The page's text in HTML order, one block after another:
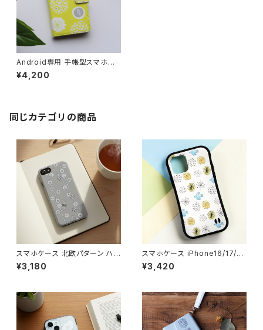
Android専用 手帳型スマホケ
ース 北欧【お花畑でロンド・イエ
ロー】Xperia GALAXY AQUO
しゃれ 黄色 全機種対応
¥4,200
同じカテゴリの商品
スマホケース 北欧パターン ハ
ードケース iPhone17/galaxy/
Googlepixel/Xperia ニュア
レイ】 hardcase
¥3,180
スマホケース iPhone16/17/1
5/14/SE3 グリップケース 北欧
鳥 耐衝撃 持ちやすい【晴れた
¥3,420